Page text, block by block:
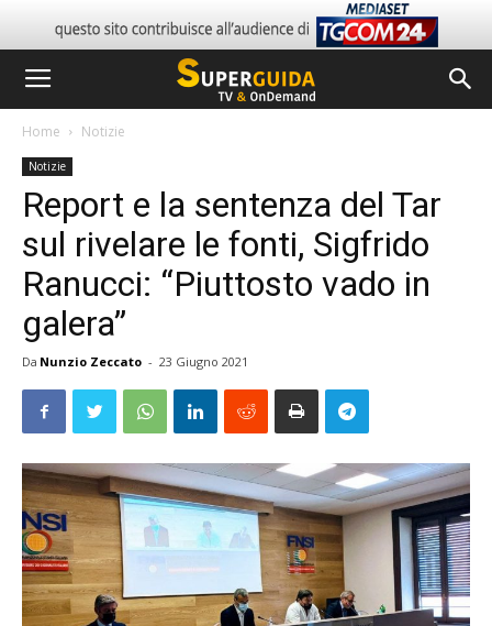
Home Notizie
Notizie
Report e la sentenza del Tar
sul rivelare le fonti, Sigfrido
Ranucci: “Piuttosto vado in
galera”
Da Nunzio Zeccato - 23 Giugno 2021